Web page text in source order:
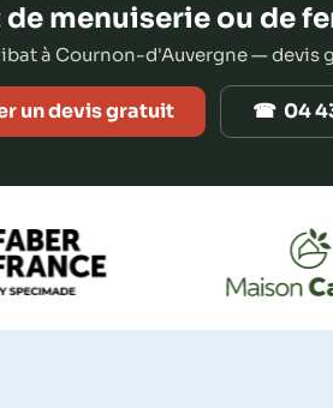
menuiserie ou de
à Cournon-d'Auvergne —
un devis gratuit ☎ 04 43